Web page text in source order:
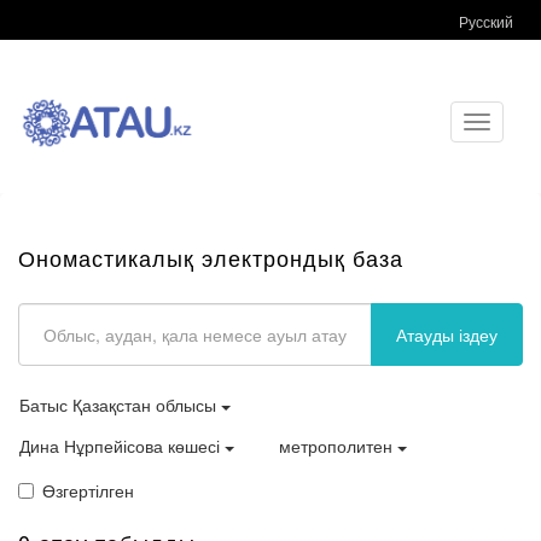
Русский
Toggle
Ономастикалық электрондық база
Атауды іздеу
Батыс Қазақстан облысы
Дина Нұрпейісова көшесі
метрополитен
Өзгертілген